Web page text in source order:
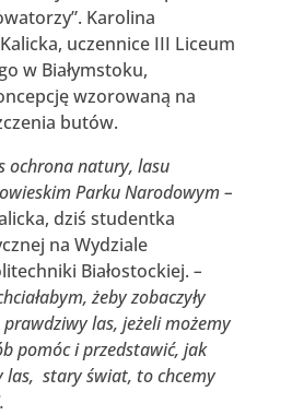
Karolina
uczennice III Liceum
w Białymstoku,
wzorowaną na
butów.
ochrona natury, lasu
Parku Narodowym –
dziś studentka
na Wydziale
Białostockiej. –
żeby zobaczyły
las, jeżeli możemy
pomóc i przedstawić, jak
las, stary świat, to chcemy